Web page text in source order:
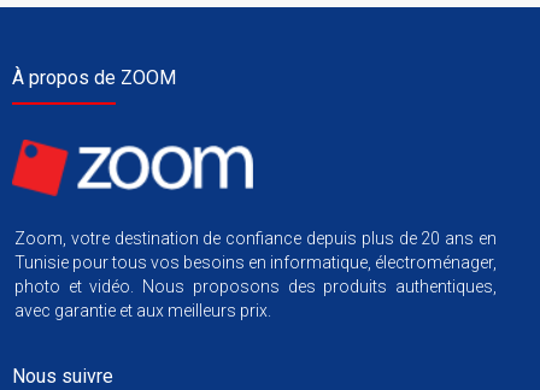
À propos de ZOOM
Zoom, votre destination de confiance depuis plus de 20 ans en
Tunisie pour tous vos besoins en informatique, électroménager,
photo et vidéo. Nous proposons des produits authentiques,
avec garantie et aux meilleurs prix.
Nous suivre